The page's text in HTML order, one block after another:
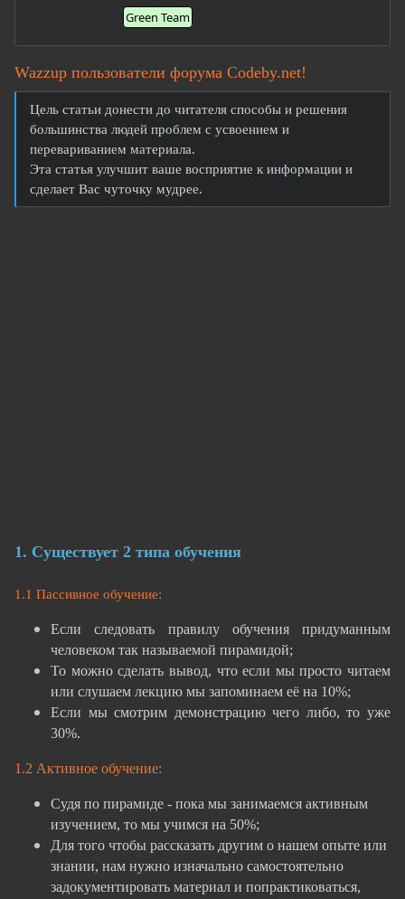
о
р
Green Team
Wazzup пользователи форума Codeby.net!
Цель статьи донести до читателя способы и решения
большинства людей проблем с усвоением и
перевариванием материала.
Эта статья улучшит ваше восприятие к информации и
сделает Вас чуточку мудрее.
1. Существует 2 типа обучения
1.1 Пассивное обучение:
Если следовать правилу обучения придуманным
человеком так называемой пирамидой;
То можно сделать вывод, что если мы просто читаем
или слушаем лекцию мы запоминаем её на 10%;
Если мы смотрим демонстрацию чего либо, то уже
30%.
1.2 Активное обучение:
Судя по пирамиде - пока мы занимаемся активным
изучением, то мы учимся на 50%;
Для того чтобы рассказать другим о нашем опыте или
знании, нам нужно изначально самостоятельно
задокументировать материал и попрактиковаться,